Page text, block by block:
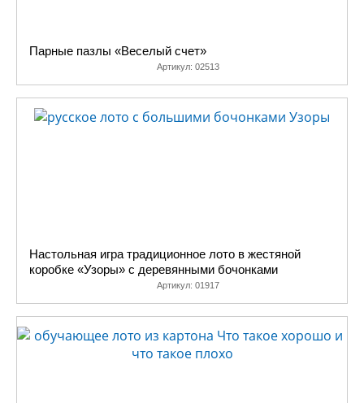
Парные пазлы «Веселый счет»
Артикул: 02513
Настольная игра традиционное лото в жестяной
коробке «Узоры» с деревянными бочонками
Артикул: 01917